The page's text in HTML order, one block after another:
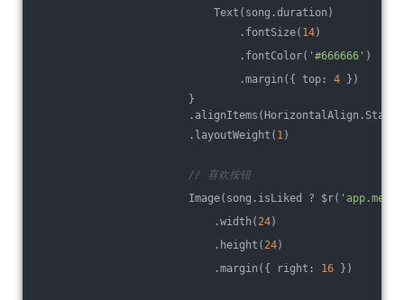
Text(song.duration)
.fontSize( 14)
.fontColor( '#666666' )
.margin({ top: 4 })
}
.alignItems(HorizontalAlign.Start)
.layoutWeight( 1)
// 喜欢按钮
Image(song.isLiked ? $r(
.width( 24)
.height( 24)
.margin({ right: 16 })